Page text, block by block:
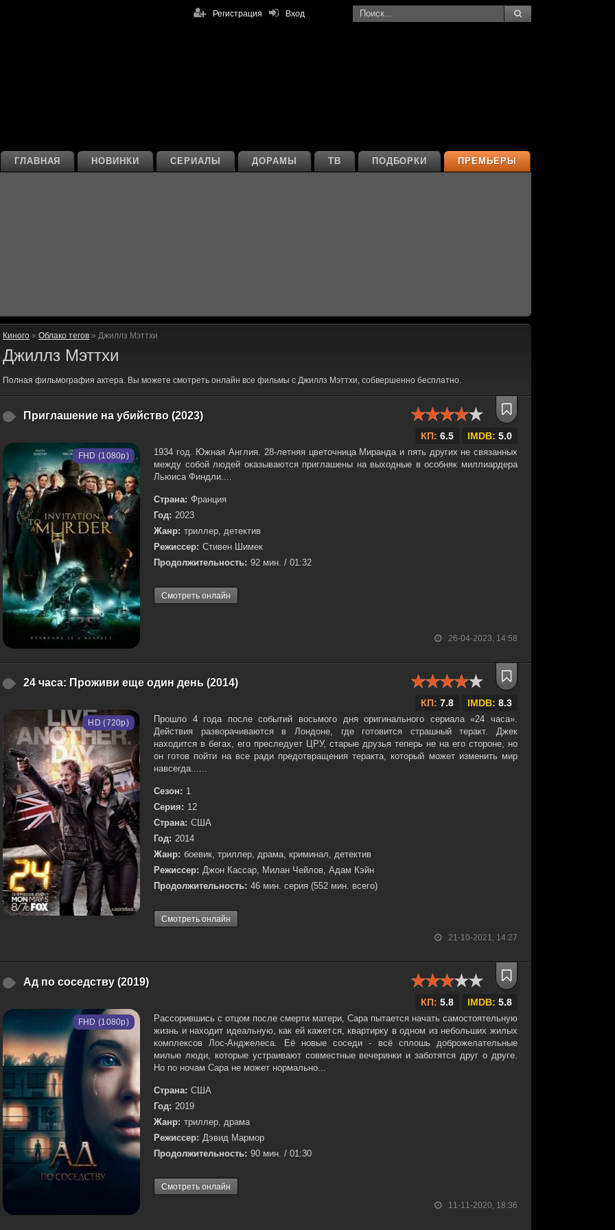
Вход
Регистрация
ПРЕМЬЕРЫ
ПОДБОРКИ
ТВ
ДОРАМЫ
СЕРИАЛЫ
НОВИНКИ
ГЛАВНАЯ
Киного » Облако тегов » Джиллз Мэттхи
Джиллз Мэттхи
Полная фильмография актера. Вы можете смотреть онлайн все фильмы с Джиллз Мэттхи, собвершенно бесплатно.
Приглашение на убийство (2023)
КП: 6.5 IMDB: 5.0
26-04-2023, 14:58
FHD (1080p)
1934 год. Южная Англия. 28-летняя цветочница Миранда и пять других не связанных
между собой людей оказываются приглашены на выходные в особняк миллиардера
Льюиса Финдли....
Страна: Франция
Год: 2023
Жанр: триллер, детектив
Режиссер: Стивен Шимек
Продолжительность: 92 мин. / 01:32
Смотреть онлайн
24 часа: Проживи еще один день (2014)
КП: 7.8 IMDB: 8.3
21-10-2021, 14:27
HD (720p)
Прошло 4 года после событий восьмого дня оригинального сериала «24 часа».
Действия разворачиваются в Лондоне, где готовится страшный теракт. Джек
находится в бегах, его преследует ЦРУ, старые друзья теперь не на его стороне, но
он готов пойти на все ради предотвращения теракта, который может изменить мир
навсегда......
Сезон: 1
Серия: 12
Страна: США
Год: 2014
Жанр: боевик, триллер, драма, криминал, детектив
Режиссер: Джон Кассар, Милан Чейлов, Адам Кэйн
Продолжительность: 46 мин. серия (552 мин. всего)
Смотреть онлайн
Ад по соседству (2019)
КП: 5.8 IMDB: 5.8
11-11-2020, 18:36
FHD (1080p)
Рассорившись с отцом после смерти матери, Сара пытается начать самостоятельную
жизнь и находит идеальную, как ей кажется, квартирку в одном из небольших жилых
комплексов Лос-Анджелеса. Её новые соседи - всё сплошь доброжелательные
милые люди, которые устраивают совместные вечеринки и заботятся друг о друге.
Но по ночам Сара не может нормально...
Страна: США
Год: 2019
Жанр: триллер, драма
Режиссер: Дэвид Мармор
Продолжительность: 90 мин. / 01:30
Смотреть онлайн